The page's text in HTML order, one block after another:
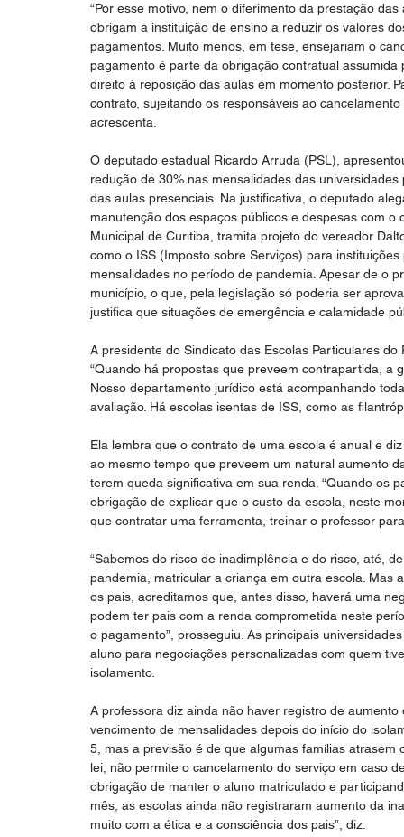
“Por esse motivo, nem o diferimento da prestação
obrigam a instituição de ensino a reduzir os valores
pagamentos. Muito menos, em tese, ensejariam o
pagamento é parte da obrigação contratual
direito à reposição das aulas em momento posterior.
contrato, sujeitando os responsáveis ao
acrescenta.
O deputado estadual Ricardo Arruda (PSL),
redução de 30% nas mensalidades das
das aulas presenciais. Na justificativa, o deputado
manutenção dos espaços públicos e despesas com
Municipal de Curitiba, tramita projeto do vereador
como o ISS (Imposto sobre Serviços) para
mensalidades no período de pandemia. Apesar de o
município, o que, pela legislação só poderia ser
justifica que situações de emergência e calamidade
A presidente do Sindicato das Escolas Particulares
“Quando há propostas que preveem contrapartida, a
Nosso departamento jurídico está acompanhando
avaliação. Há escolas isentas de ISS, como as
Ela lembra que o contrato de uma escola é anual e
ao mesmo tempo que preveem um natural aumento
terem queda significativa em sua renda. “Quando os
obrigação de explicar que o custo da escola, neste
que contratar uma ferramenta, treinar o professor
“Sabemos do risco de inadimplência e do risco, até,
pandemia, matricular a criança em outra escola.
os pais, acreditamos que, antes disso, haverá uma
podem ter pais com a renda comprometida neste
o pagamento”, prosseguiu. As principais
aluno para negociações personalizadas com quem
isolamento.
A professora diz ainda não haver registro de
vencimento de mensalidades depois do início do
5, mas a previsão é de que algumas famílias
lei, não permite o cancelamento do serviço em caso
obrigação de manter o aluno matriculado e
mês, as escolas ainda não registraram aumento da
muito com a ética e a consciência dos pais”, diz.